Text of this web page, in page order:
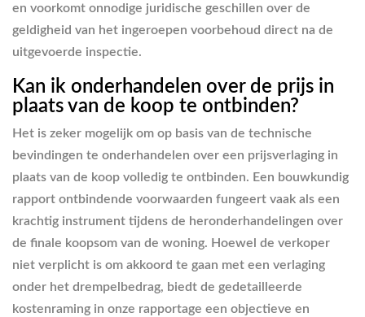
en voorkomt onnodige juridische geschillen over de
geldigheid van het ingeroepen voorbehoud direct na de
uitgevoerde inspectie.
Kan ik onderhandelen over de prijs in
plaats van de koop te ontbinden?
Het is zeker mogelijk om op basis van de technische
bevindingen te onderhandelen over een prijsverlaging in
plaats van de koop volledig te ontbinden. Een bouwkundig
rapport ontbindende voorwaarden fungeert vaak als een
krachtig instrument tijdens de heronderhandelingen over
de finale koopsom van de woning. Hoewel de verkoper
niet verplicht is om akkoord te gaan met een verlaging
onder het drempelbedrag, biedt de gedetailleerde
kostenraming in onze rapportage een objectieve en